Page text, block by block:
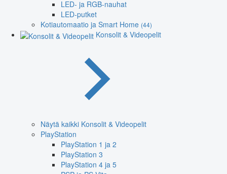
LED- ja RGB-nauhat
LED-putket
Kotiautomaatio ja Smart Home (44)
Konsolit & Videopelit
Näytä kaikki Konsolit & Videopelit
PlayStation
PlayStation 1 ja 2
PlayStation 3
PlayStation 4 ja 5